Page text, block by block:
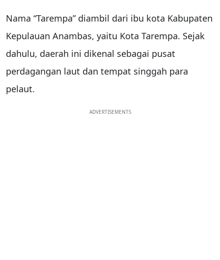
Nama “Tarempa” diambil dari ibu kota Kabupaten
Kepulauan Anambas, yaitu Kota Tarempa. Sejak
dahulu, daerah ini dikenal sebagai pusat
perdagangan laut dan tempat singgah para
pelaut.
ADVERTISEMENTS